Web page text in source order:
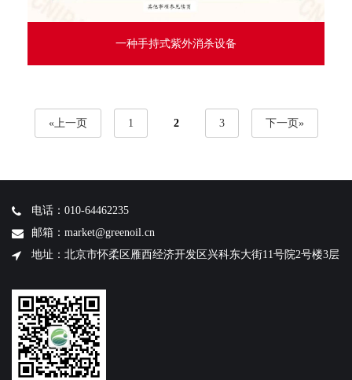
一种手持式紫外消杀设备
«上一页 1 2 3 下一页»
电话：010-64462235
邮箱：market@greenoil.cn
地址：北京市怀柔区雁西经济开发区兴科东大街11号院2号楼3层